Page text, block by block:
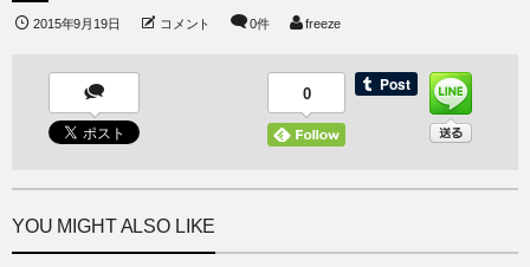
2015年9月19日 コメント 0件 freeze
0
YOU MIGHT ALSO LIKE